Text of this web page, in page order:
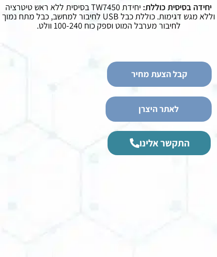
יחידה בסיסית כוללת:
יחידת TW7450 בסיסית ללא ראש טיטרציה
וללא מגש דגימות. כוללת כבל USB לחיבור למחשב, כבל מתח נמוך
לחיבור מערבל המוט וספק כוח 100-240 וולט.
קבל הצעת מחיר
לאתר היצרן
התקשר אלינו